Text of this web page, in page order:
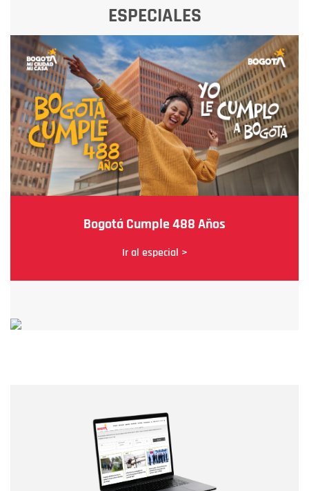
ESPECIALES
Bogotá Cumple 488 Años
Ir al especial >
Correo electrónico